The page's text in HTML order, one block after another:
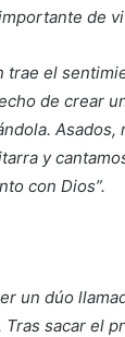
de
trae el
de crear
y
con Dios”.
un dúo
sacar el